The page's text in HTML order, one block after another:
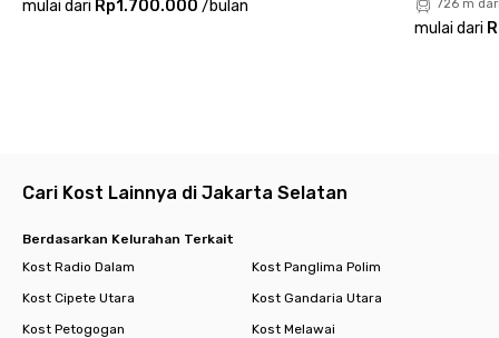
mulai dari Rp1.700.000 /bulan 726 m
mulai dari
Cari Kost Lainnya di Jakarta Selatan
Berdasarkan Kelurahan Terkait
Kost Radio Dalam
Kost Panglima Polim
Kost Cipete Utara
Kost Gandaria Utara
Kost Petogogan
Kost Melawai